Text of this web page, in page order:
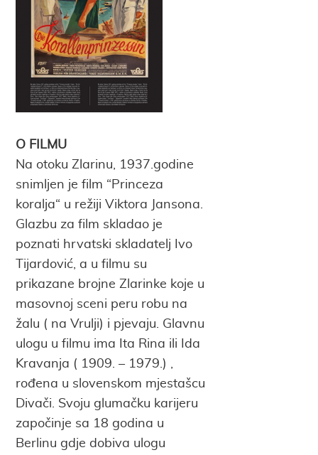
O FILMU
Na otoku Zlarinu, 1937.godine
snimljen je film “Princeza
koralja“ u režiji Viktora Jansona.
Glazbu za film skladao je
poznati hrvatski skladatelj Ivo
Tijardović, a u filmu su
prikazane brojne Zlarinke koje u
masovnoj sceni peru robu na
žalu ( na Vrulji) i pjevaju. Glavnu
ulogu u filmu ima Ita Rina ili Ida
Kravanja ( 1909. – 1979.) ,
rođena u slovenskom mjestašcu
Divači. Svoju glumačku karijeru
započinje sa 18 godina u
Berlinu gdje dobiva ulogu